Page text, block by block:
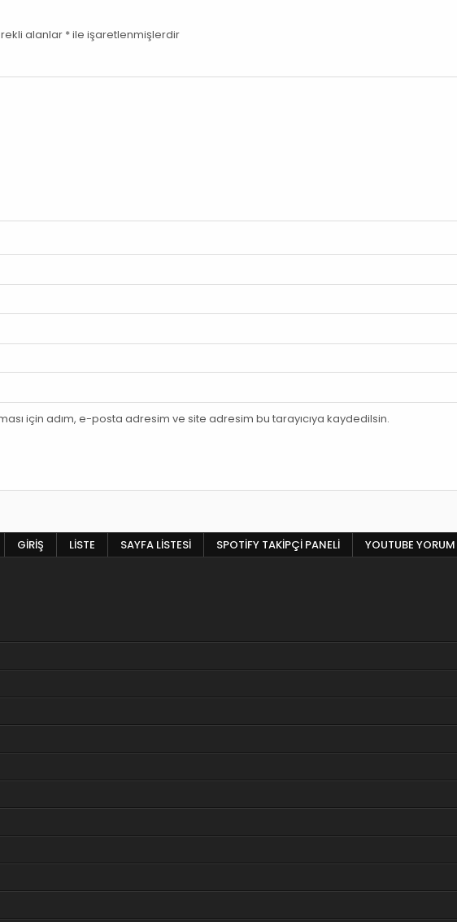
alanlar *ile işaretlenmişlerdir
için adım, e-posta adresim ve site adresim bu tarayıcıya kaydedilsin.
GIRIŞ LISTE SAYFA LISTESI SPOTIFY TAKIPÇI PANELI YOUTUBE